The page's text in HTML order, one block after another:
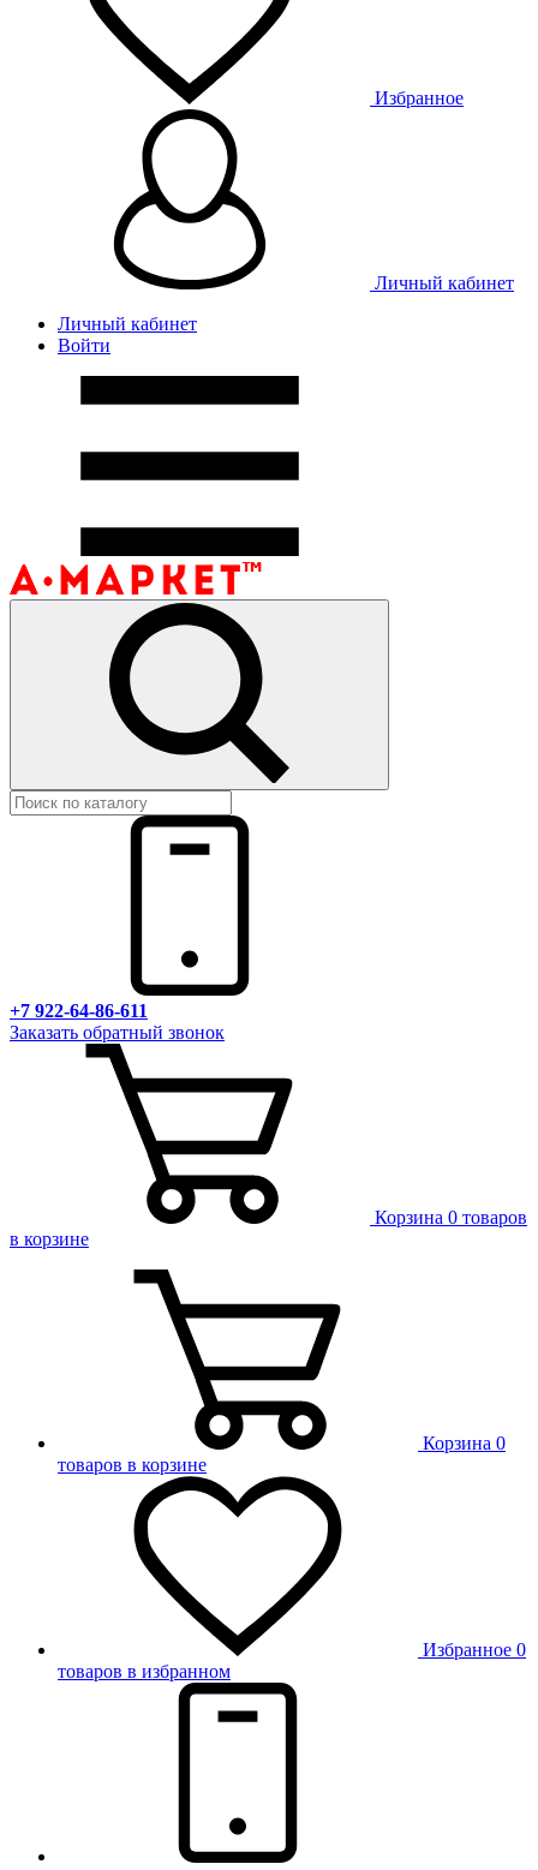
Избранное
Личный кабинет
Личный кабинет
Войти
+7 922-64-86-611
Заказать обратный звонок
Корзина 0 товаров
в корзине
Корзина 0
товаров в корзине
Избранное 0
товаров в избранном